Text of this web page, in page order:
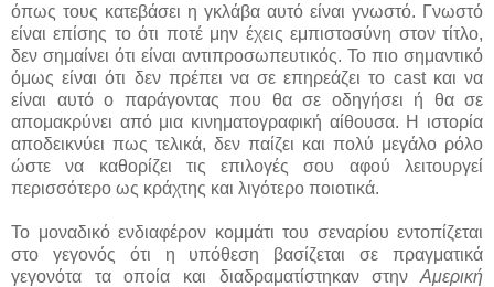
όπως τους κατεβάσει η γκλάβα αυτό είναι γνωστό. Γνωστό
είναι επίσης το ότι ποτέ μην έχεις εμπιστοσύνη στον τίτλο,
δεν σημαίνει ότι είναι αντιπροσωπευτικός. Το πιο σημαντικό
όμως είναι ότι δεν πρέπει να σε επηρεάζει το cast και να
είναι αυτό ο παράγοντας που θα σε οδηγήσει ή θα σε
απομακρύνει από μια κινηματογραφική αίθουσα. Η ιστορία
αποδεικνύει πως τελικά, δεν παίζει και πολύ μεγάλο ρόλο
ώστε να καθορίζει τις επιλογές σου αφού λειτουργεί
περισσότερο ως κράχτης και λιγότερο ποιοτικά.
Το μοναδικό ενδιαφέρον κομμάτι του σεναρίου εντοπίζεται
στο γεγονός ότι η υπόθεση βασίζεται σε πραγματικά
γεγονότα τα οποία και διαδραματίστηκαν στην Αμερική